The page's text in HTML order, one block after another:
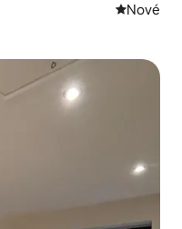
Nové
Nové